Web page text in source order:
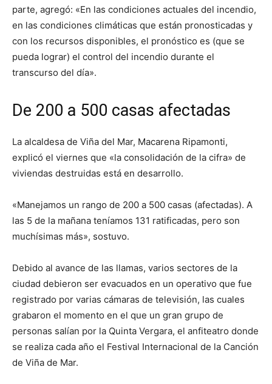
parte, agregó: «En las condiciones actuales del incendio,
en las condiciones climáticas que están pronosticadas y
con los recursos disponibles, el pronóstico es (que se
pueda lograr) el control del incendio durante el
transcurso del día».
De 200 a 500 casas afectadas
La alcaldesa de Viña del Mar, Macarena Ripamonti,
explicó el viernes que «la consolidación de la cifra» de
viviendas destruidas está en desarrollo.
«Manejamos un rango de 200 a 500 casas (afectadas). A
las 5 de la mañana teníamos 131 ratificadas, pero son
muchísimas más», sostuvo.
Debido al avance de las llamas, varios sectores de la
ciudad debieron ser evacuados en un operativo que fue
registrado por varias cámaras de televisión, las cuales
grabaron el momento en el que un gran grupo de
personas salían por la Quinta Vergara, el anfiteatro donde
se realiza cada año el Festival Internacional de la Canción
de Viña de Mar.